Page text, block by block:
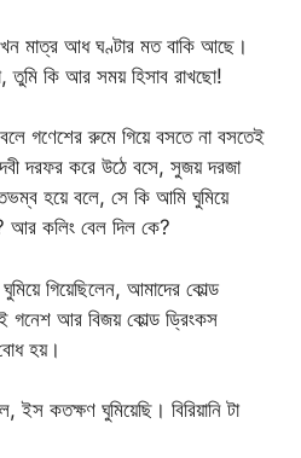
মাত্র আধ ঘণ্টার মত বাকি আছে।
তুমি কি আর সময় হিসাব রাখছো!
গণেশের রুমে গিয়ে বসতে না বসতেই
দরফর করে উঠে বসে, সুজয় দরজা
হয়ে বলে, সে কি আমি ঘুমিয়ে
আর কলিং বেল দিল কে?
গিয়েছিলেন, আমাদের কোল্ড
গনেশ আর বিজয় কোল্ড ড্রিংকস
হয়।
ইস কতক্ষণ ঘুমিয়েছি। বিরিয়ানি টা